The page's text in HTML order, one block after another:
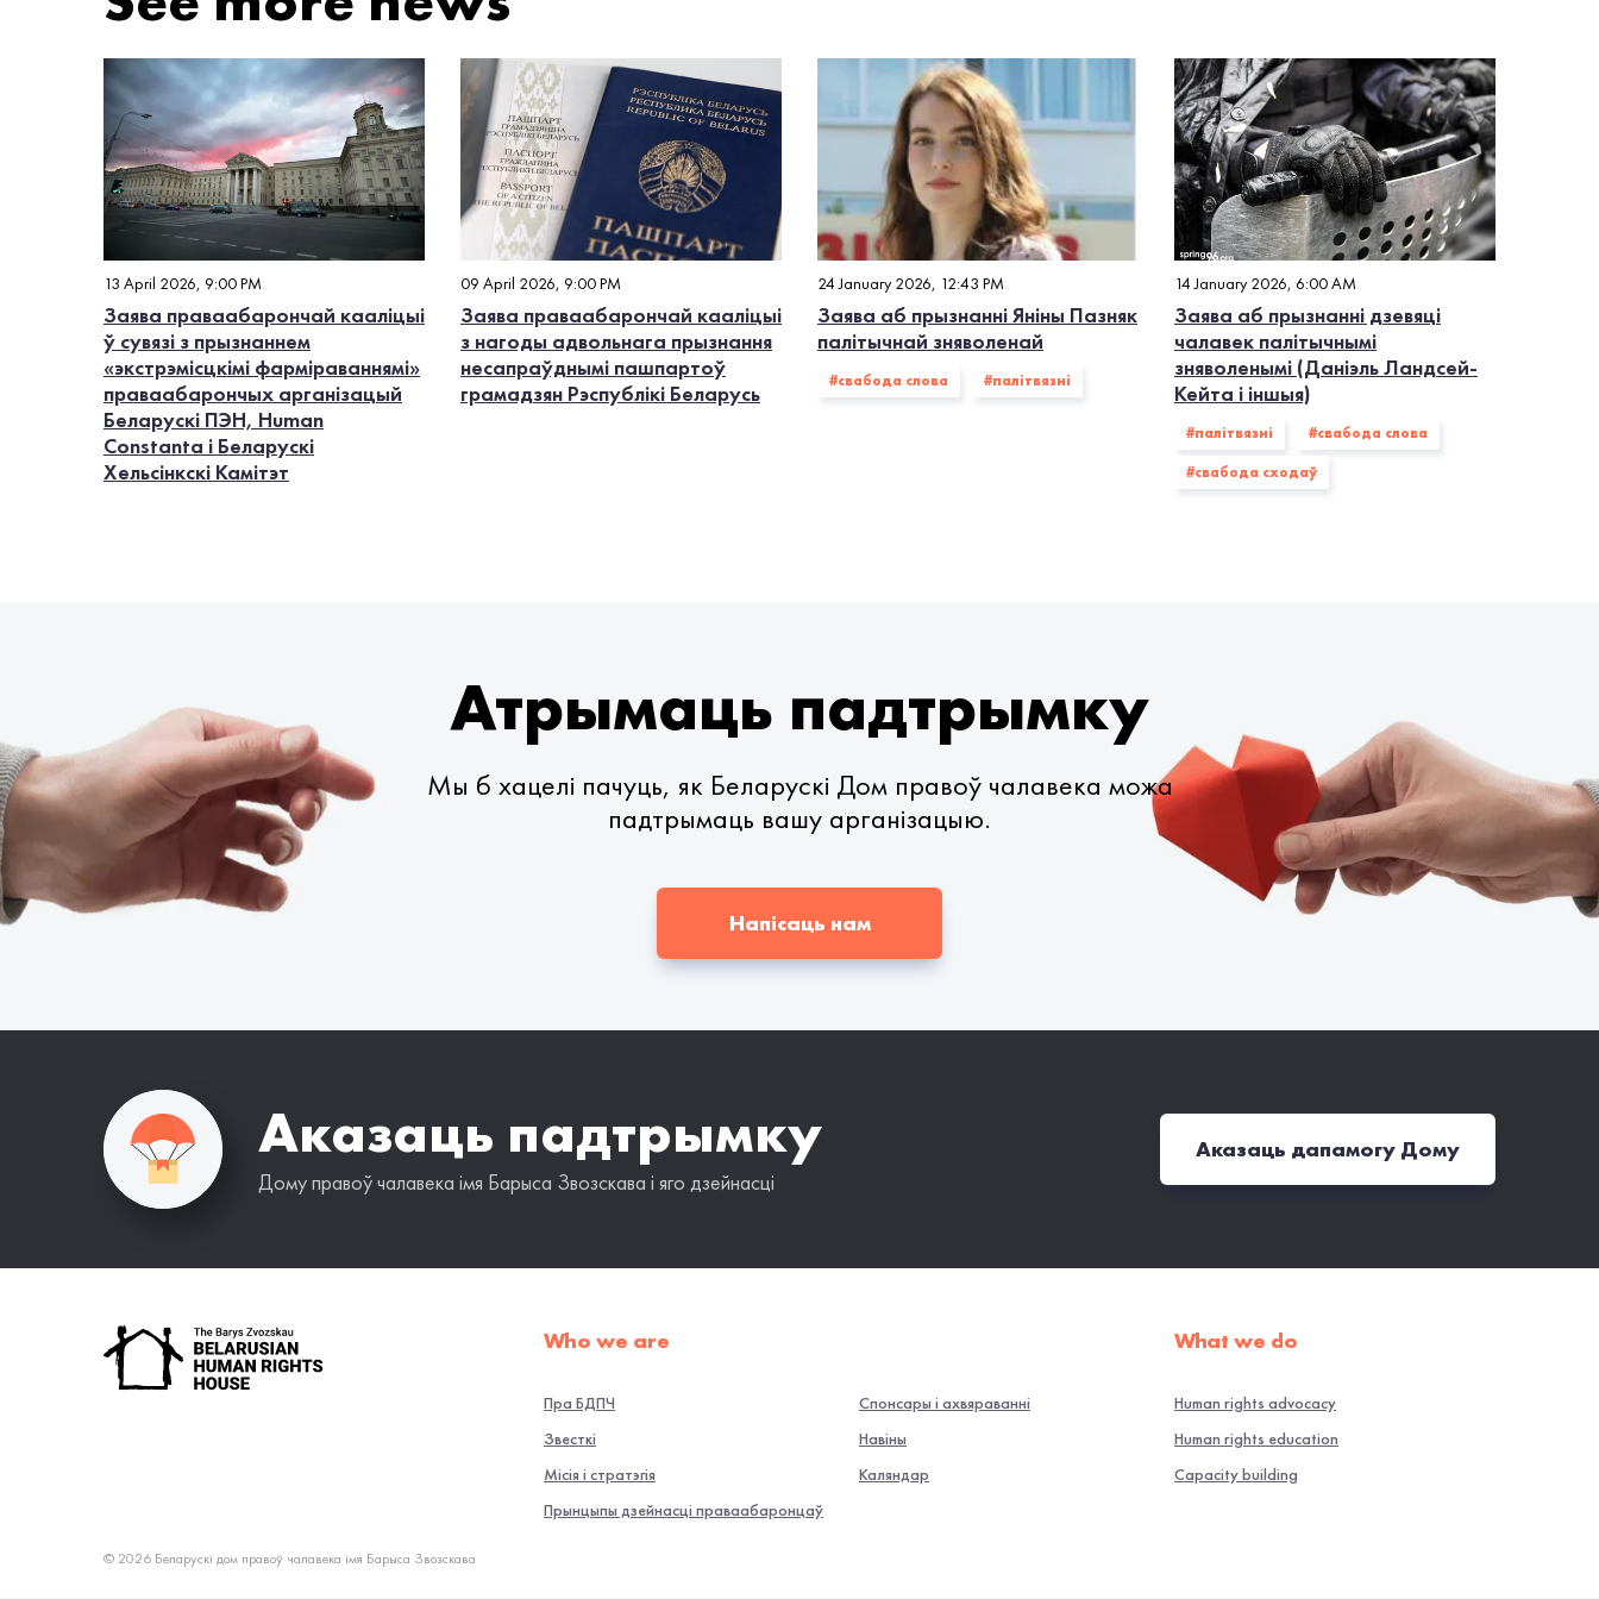
13 April 2026, 9:00 PM
Заява праваабарончай кааліцыі
ў сувязі з прызнаннем
«экстрэмісцкімі фарміраваннямі»
праваабарончых арганізацый
Беларускі ПЭН, Human
Constanta і Беларускі
Хельсінкскі Камітэт
09 April 2026, 9:00 PM
Заява праваабарончай кааліцыі
з нагоды адвольнага прызнання
несапраўднымі пашпартоў
грамадзян Рэспублікі Беларусь
24 January 2026, 12:43 PM
Заява аб прызнанні Яніны Пазняк
палітычнай зняволенай
#свабода слова #палiтвязнi
14 January 2026, 6:00 AM
Заява аб прызнанні дзевяці
чалавек палітычнымі
зняволенымі (Даніэль Ландсей-
Кейта і іншыя)
#палiтвязнi #свабода слова
#свабода сходаў
Атрымаць падтрымку
Мы б хацелі пачуць, як Беларускі Дом правоў чалавека можа
падтрымаць вашу арганізацыю.
Напісаць нам
Аказаць падтрымку
Дому правоў чалавека імя Барыса Звозскава і яго дзейнасці
Аказаць дапамогу Дому
Who we are
Пра БДПЧ
Звесткі
Місія і стратэгія
Прынцыпы дзейнасці праваабаронцаў
Спонсары і ахвяраванні
Навiны
Каляндар
What we do
Human rights advocacy
Human rights education
Capacity building
© 2026 Беларускі дом правоў чалавека імя Барыса Звозскава